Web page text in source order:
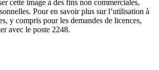
cette image à des fins non commerciales,
Pour en savoir plus sur l’utilisation à
y compris pour les demandes de licences,
avec le poste 2248.